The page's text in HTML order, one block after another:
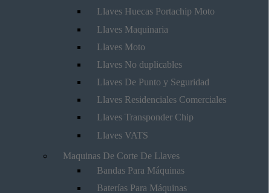
Llaves Huecas Portachip Moto
Llaves Maquinaria
Llaves Moto
Llaves No duplicables
Llaves De Punto y Seguridad
Llaves Residenciales Comerciales
Llaves Transponder Chip
Llaves VATS
Maquinas De Corte De Llaves
Bandas Para Máquinas
Baterías Para Máquinas